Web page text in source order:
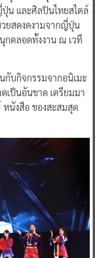
น และศิลปินไทยสไตล์
ยสดงดงามจากญี่ปุ่น
กตลอดทั้งงาน ณ เวที
กับกิจกรรมจากอนิเมะ
เป็นอันขาด เตรียมมา
หนังสือ ของสะสมสุด